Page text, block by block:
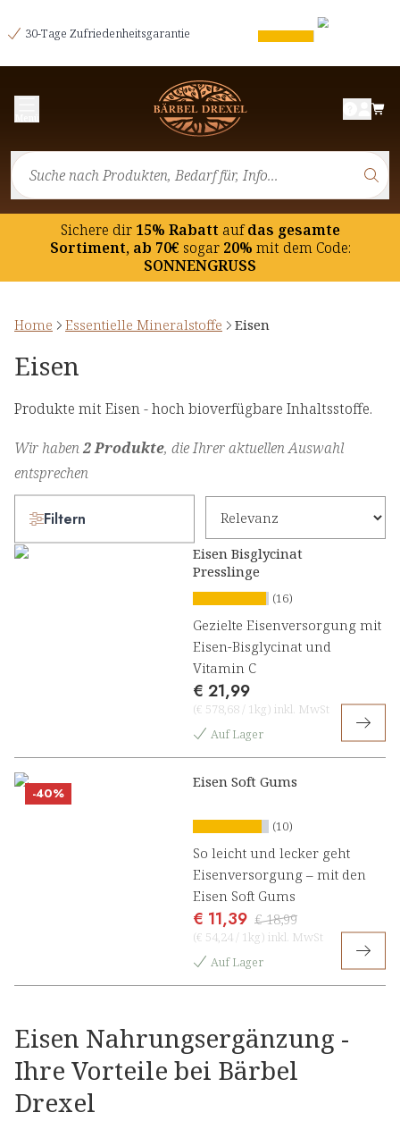
30-Tage Zufriedenheitsgarantie
Sichere dir15% Rabatt aufdas gesamte
Sortiment, ab 70€ sogar20% mit dem Code:
SONNENGRUSS
Home Essentielle Mineralstoffe Eisen
Eisen
Produkte mit Eisen - hoch bioverfügbare Inhaltsstoffe.
Wir haben2 Produkte, die Ihrer aktuellen Auswahl
entsprechen
Filtern
Eisen Bisglycinat
Presslinge
(16)
Gezielte Eisenversorgung mit
Eisen-Bisglycinat und
Vitamin C
€ 21,99
(€ 578,68 / 1kg) inkl. MwSt
Auf Lager
-40%
Eisen Soft Gums
(10)
So leicht und lecker geht
Eisenversorgung – mit den
Eisen Soft Gums
€ 11,39 € 18,99
(€ 54,24 / 1kg) inkl. MwSt
Auf Lager
Eisen Nahrungsergänzung -
Ihre Vorteile bei Bärbel
Drexel